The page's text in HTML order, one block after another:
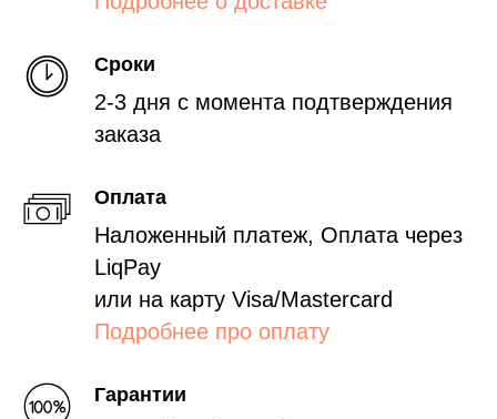
Сроки
2-3 дня с момента подтверждения
заказа
Оплата
Наложенный платеж, Оплата через
LiqPay
или на карту Visa/Mastercard
Подробнее про оплату
Гарантии